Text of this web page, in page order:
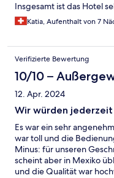
Insgesamt ist das Hotel
Katia, Aufenthalt von 7
Verifizierte Bewertung
10/10 –
12. Apr. 2024
Wir würden
Es war ein sehr
war toll und die
Minus: für unseren
scheint aber in Mexiko
und die Qualität war